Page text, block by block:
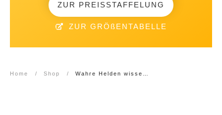
ZUR PREISSTAFFELUNG
ZUR GRÖßENTABELLE
Home / Shop /